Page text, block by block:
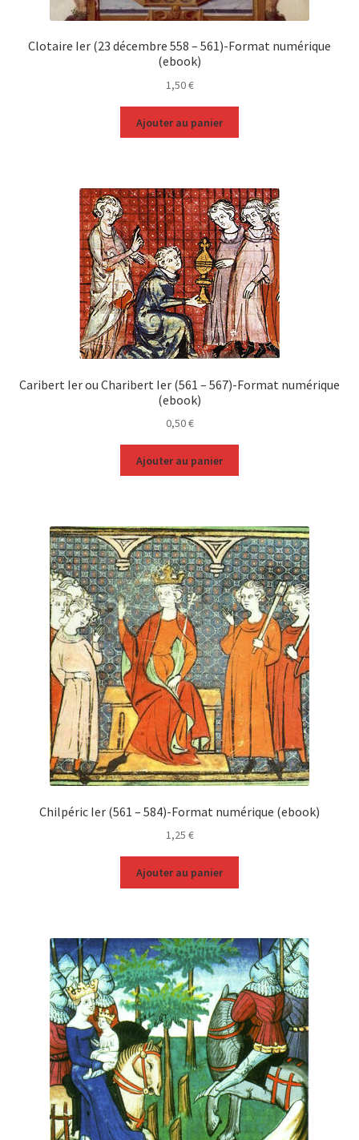
Clotaire Ier (23 décembre 558 – 561)-Format numérique
(ebook)
1,50€
Ajouter au panier
Caribert Ier ou Charibert Ier (561 – 567)-Format numérique
(ebook)
0,50€
Ajouter au panier
Chilpéric Ier (561 – 584)-Format numérique (ebook)
1,25 €
Ajouter au panier